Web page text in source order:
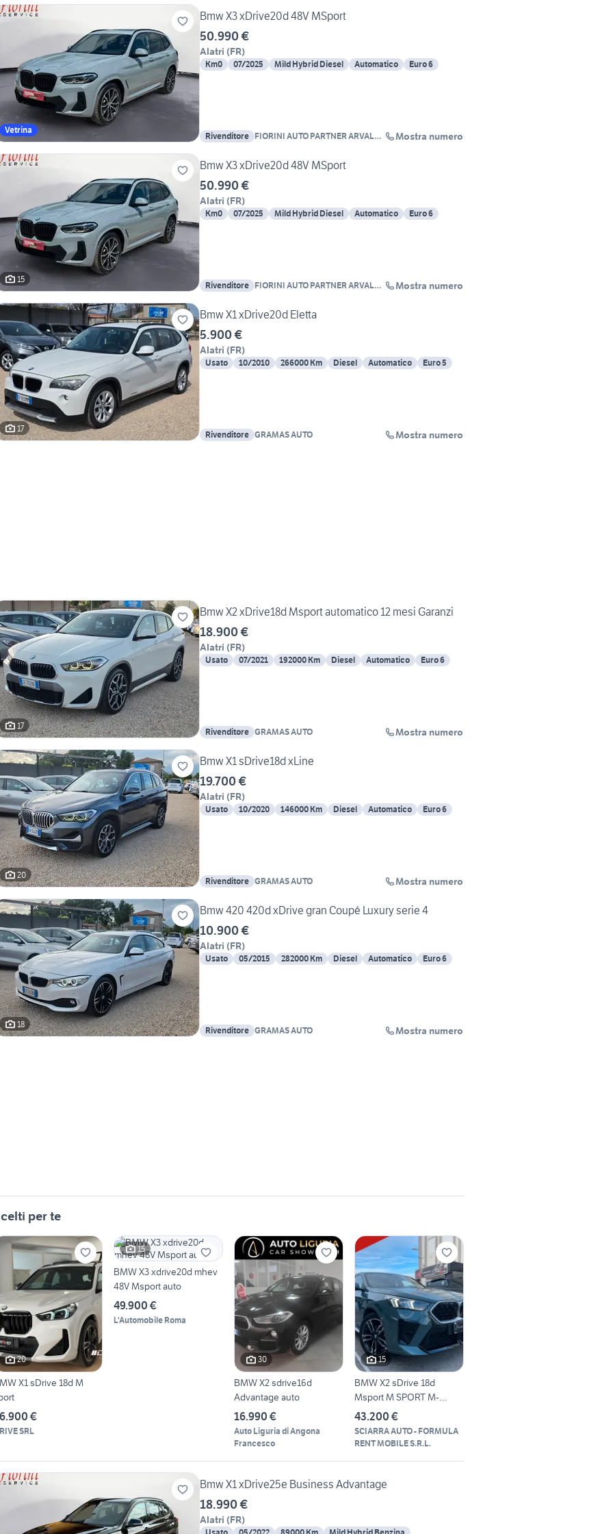
Vetrina
Bmw X3 xDrive20d 48V MSport
50.990 €
Alatri (FR)
Km0 07/2025 Mild Hybrid Diesel Automatico Euro 6
Rivenditore FIORINI AUTO PARTNER ARVAL
Mostra numero
15
Bmw X3 xDrive20d 48V MSport
50.990 €
Alatri (FR)
Km0 07/2025 Mild Hybrid Diesel Automatico Euro 6
Rivenditore FIORINI AUTO PARTNER ARVAL
Mostra numero
17
Bmw X1 xDrive20d Eletta
5.900 €
Alatri (FR)
Usato 10/2010 266000 Km Diesel Automatico Euro 5
Rivenditore GRAMAS AUTO Mostra numero
17
Bmw X2 xDrive18d Msport automatico 12 mesi Garanzi
18.900 €
Alatri (FR)
Usato 07/2021 192000 Km Diesel Automatico Euro 6
Rivenditore GRAMAS AUTO Mostra numero
20
Bmw X1 sDrive18d xLine
19.700 €
Alatri (FR)
Usato 10/2020 146000 Km Diesel Automatico Euro 6
Rivenditore GRAMAS AUTO Mostra numero
18
Bmw 420 420d xDrive gran Coupé Luxury serie 4
10.900 €
Alatri (FR)
Usato 05/2015 282000 Km Diesel Automatico Euro 6
Rivenditore GRAMAS AUTO Mostra numero
per te
20
X1 sDrive 18d M
€
SRL
15
BMW X3 xdrive20d mhev
48V Msport auto
49.900 €
L'Automobile Roma
30
BMW X2 sdrive16d
Advantage auto
16.990 €
Auto Liguria di Angona
Francesco
15
BMW X2 sDrive 18d
Msport M SPORT M-
SPORT *PANO*
43.200 €
SCIARRA AUTO - FORMULA
RENT MOBILE S.R.L.
Bmw X1 xDrive25e Business Advantage
18.990 €
Alatri (FR)